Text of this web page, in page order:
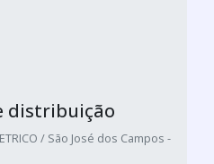
distribuição
/ São José dos Campos -